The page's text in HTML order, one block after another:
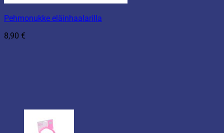
Pehmonukke eläinhaalarilla
8,90 €